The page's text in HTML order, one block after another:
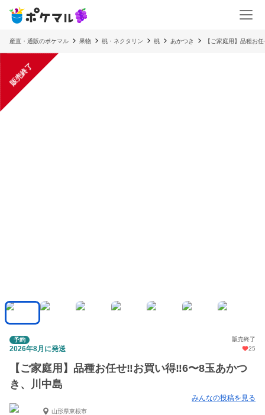
産直・通販のポケマル 果物 桃・ネクタリン 桃 あかつき 【ご家庭用】品種お
販売終了
予約 販売終了
2026年8月に発送 25
【ご家庭用】品種お任せ‼︎お買い得‼︎6〜8玉あかつ
き、川中島
みんなの投稿を見る
山形県東根市